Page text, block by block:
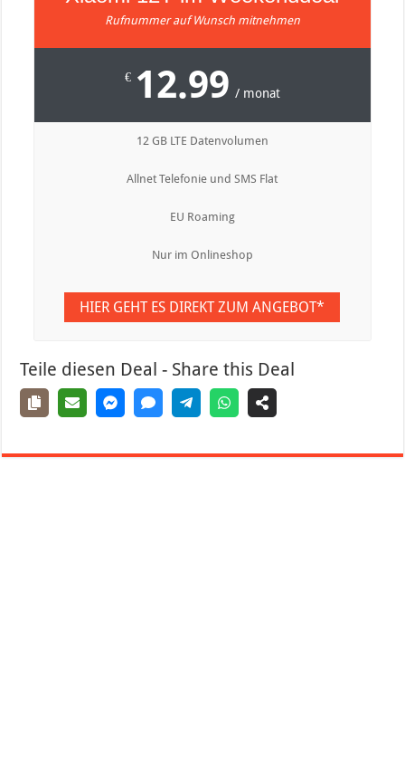
Rufnummer auf Wunsch mitnehmen
€ 12.99 / monat
12 GB LTE Datenvolumen
Allnet Telefonie und SMS Flat
EU Roaming
Nur im Onlineshop
HIER GEHT ES DIREKT ZUM ANGEBOT*
Teile diesen Deal - Share this Deal